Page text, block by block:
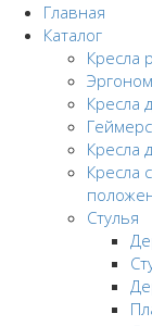
Главная
Каталог
Кресла
Кресла
Кресла
Кресла
Стулья